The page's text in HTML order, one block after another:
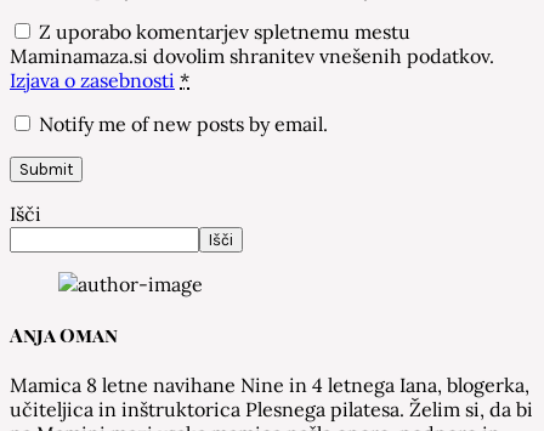
Z uporabo komentarjev spletnemu mestu
Maminamaza.si dovolim shranitev vnešenih podatkov.
Izjava o zasebnosti *
Notify me of new posts by email.
Išči
Išči
Anja Oman
Mamica 8 letne navihane Nine in 4 letnega Iana, blogerka,
učiteljica in inštruktorica Plesnega pilatesa. Želim si, da bi